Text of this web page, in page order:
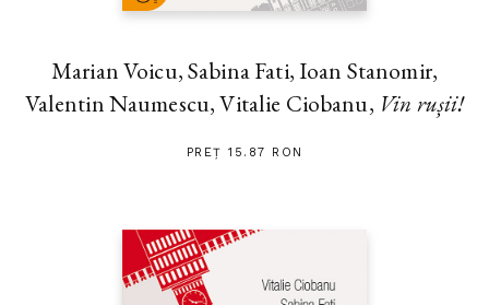
Marian Voicu, Sabina Fati, Ioan Stanomir,
Valentin Naumescu, Vitalie Ciobanu, Vin rușii!
PREȚ 15.87 RON